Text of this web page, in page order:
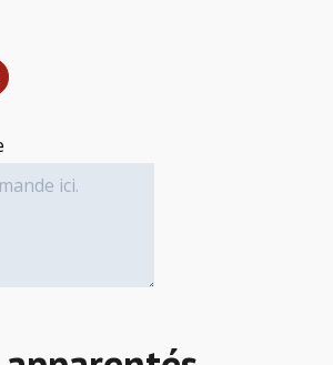
21/25, Queue décortiquée déveinée iqf